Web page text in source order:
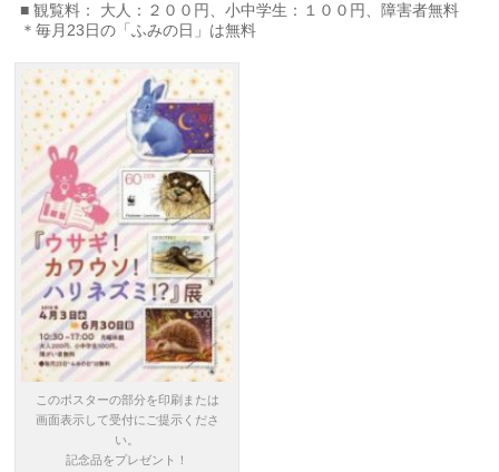
■ 観覧料： 大人：２００円、小中学生：１００円、障害者無料
＊毎月23日の「ふみの日」は無料
このポスターの部分を印刷または
画面表示して受付にご提示くださ
い。
記念品をプレゼント！